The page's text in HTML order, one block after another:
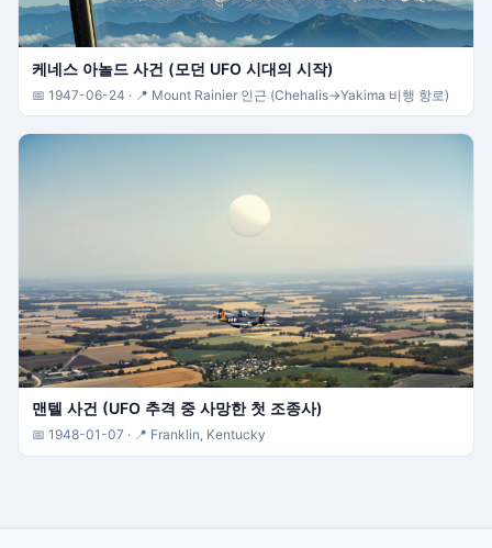
케네스 아놀드 사건 (모던 UFO 시대의 시작)
📅 1947-06-24 · 📍 Mount Rainier 인근 (Chehalis→Yakima 비행 항로)
맨텔 사건 (UFO 추격 중 사망한 첫 조종사)
📅 1948-01-07 · 📍 Franklin, Kentucky